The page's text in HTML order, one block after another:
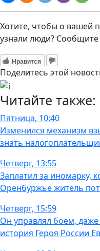
Хотите, чтобы о вашей
узнали люди?
Нравится
Поделитесь этой
Читайте также:
Пятница, 10:40
Изменился механизм
знать
Четверг, 13:55
Заплатил за иномарку,
Оренбуржье житель
Четверг, 15:59
Он управлял боем,
история Героя России